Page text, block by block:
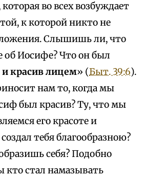
во всех возбуждает
к которой никто не
Слышишь ли, что
об Иосифе? Что он был
красив лицем» (Быт. 39:6).
нам то, когда мы
был красив? Ту, что мы
его красоте и
тебя благообразною?
себя? Подобно
кто стал намазывать